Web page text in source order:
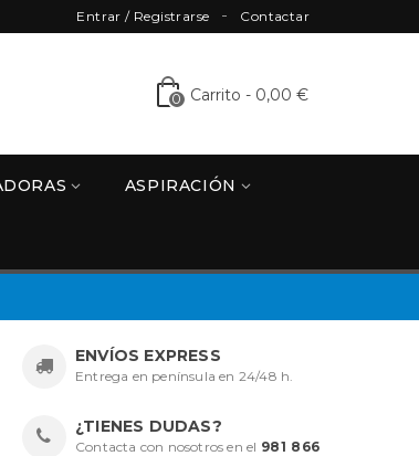
Contactar
Entrar / Registrarse
0 Carrito - 0,00 €
ASPIRACIÓN
ENVÍOS EXPRESS
Entrega en península en 24/48 h.
¿TIENES DUDAS?
Contacta con nosotros en el 981 866